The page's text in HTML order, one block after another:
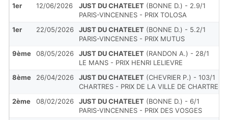
1er
12/06/2026 JUST DU CHATELET (BONNE D.) - 2.9/1
PARIS-VINCENNES - PRIX TOLOSA
1er
22/05/2026 JUST DU CHATELET (BONNE D.) - 5.2/1
PARIS-VINCENNES - PRIX MUTUS
9ème
08/05/2026 JUST DU CHATELET (RANDON A.) - 28/1
LE MANS - PRIX HENRI LELIEVRE
8ème
26/04/2026 JUST DU CHATELET (CHEVRIER P.) - 103/1
CHARTRES - PRIX DE LA VILLE DE CHARTRES
2ème
08/02/2026 JUST DU CHATELET (BONNE D.) - 6/1
PARIS-VINCENNES - PRIX DES VOSGES